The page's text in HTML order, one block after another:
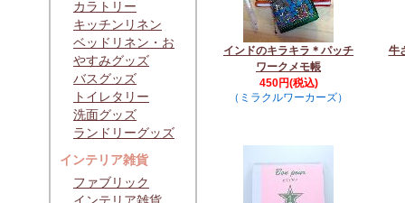
カラトリー
キッチンリネン
ベッドリネン・お
やすみグッズ
バスグッズ
トイレタリー
洗面グッズ
ランドリーグッズ
インテリア雑貨
ファブリック
インドのキラキラ＊パッチ
ワークメモ帳
450円(税込)
（ミラクルワーカーズ）
牛